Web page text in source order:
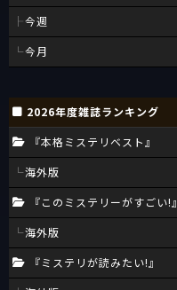
今週
今月
2026年度雑誌ランキング
『本格ミステリベスト』
海外版
『このミステリーがすごい!』
海外版
『ミステリが読みたい!』